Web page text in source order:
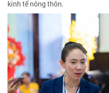
kinh tế nông thôn.